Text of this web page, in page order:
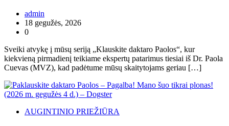
admin
18 gegužės, 2026
0
Sveiki atvykę į mūsų seriją „Klauskite daktaro Paolos“, kur
kiekvieną pirmadienį teikiame ekspertų patarimus tiesiai iš Dr. Paola
Cuevas (MVZ), kad padėtume mūsų skaitytojams geriau […]
AUGINTINIO PRIEŽIŪRA